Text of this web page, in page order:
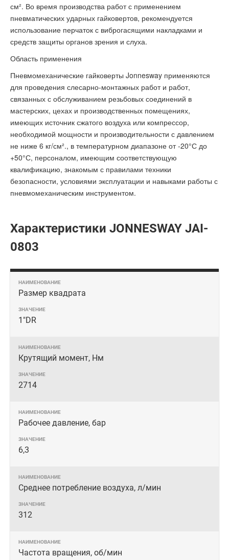
см². Во время производства работ с применением
пневматических ударных гайковертов, рекомендуется
использование перчаток с виброгасящими накладками и
средств защиты органов зрения и слуха.
Область применения
Пневмомеханические гайковерты Jonnesway применяются
для проведения слесарно-монтажных работ и работ,
связанных с обслуживанием резьбовых соединений в
мастерских, цехах и производственных помещениях,
имеющих источник сжатого воздуха или компрессор,
необходимой мощности и производительности с давлением
не ниже 6 кг/см²., в температурном диапазоне от -20°С до
+50°С, персоналом, имеющим соответствующую
квалификацию, знакомым с правилами техники
безопасности, условиями эксплуатации и навыками работы с
пневмомеханическим инструментом.
Характеристики JONNESWAY JAI-
0803
Размер квадрата
1"DR
Крутящий момент, Нм
2714
Рабочее давление, бар
6,3
Среднее потребление воздуха, л/мин
312
Частота вращения, об/мин